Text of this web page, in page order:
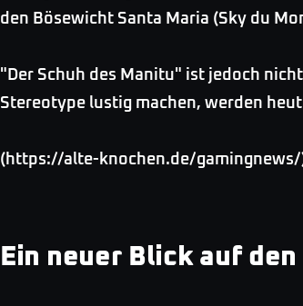
den Bösewicht Santa Maria (Sky du
"Der Schuh des Manitu" ist jedoch
Stereotype lustig machen, werden
(https://alte-knochen.de/gamingnews/
Ein neuer Blick auf